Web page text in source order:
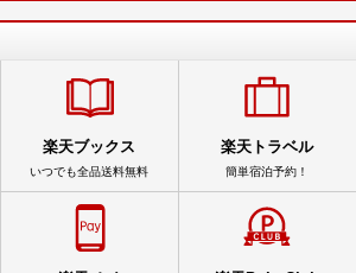
楽天ブックス
いつでも全品送料無料
楽天トラベル
簡単宿泊予約！